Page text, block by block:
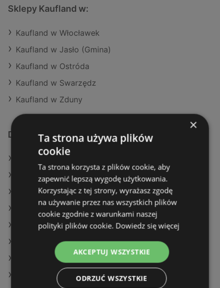
Sklepy Kaufland w:
Kaufland w Włocławek
Kaufland w Jasło (Gmina)
Kaufland w Ostróda
Kaufland w Swarzędz
Kaufland w Zduny
Dodatkowe łącza
Oferty Action
Oferty Auchan
Aktualne gazetki Makro
Aktualne gazetki Auchan
Aktualne gazetki Carrefour
Aktualne gazetki Lidl
Aktualne gazetki Gram Market
×
Ta strona używa plików
cookie
Ta strona korzysta z plików cookie, aby
zapewnić lepszą wygodę użytkowania.
Korzystając z tej strony, wyrażasz zgodę
na używanie przez nas wszystkich plików
cookie zgodnie z warunkami naszej
polityki plików cookie. Dowiedz się więcej
AKCEPTUJ WSZYSTKIE
ODRZUĆ WSZYSTKIE